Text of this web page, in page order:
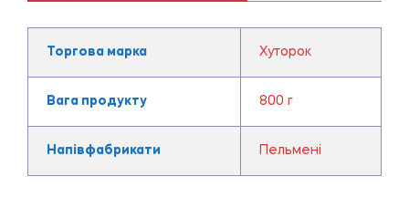
Торгова марка Хуторок
Вага продукту 800 г
Напівфабрикати Пельмені